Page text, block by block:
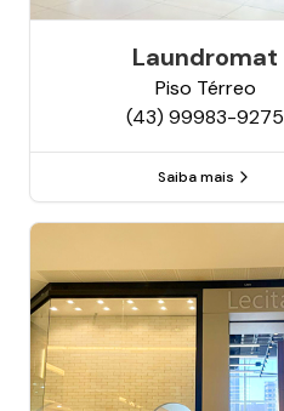
Laundromat
Piso Térreo
(43) 99983-9275
Saiba mais